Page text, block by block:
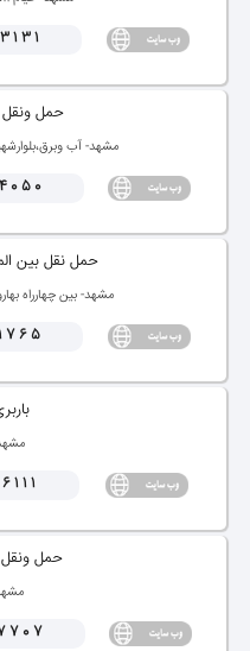
حمل ونقل
مشهد- آب وبرق،بلوارشهید فكوری۵
حمل نقل بین
مشهد- بین چهارراه
حمل ونقل